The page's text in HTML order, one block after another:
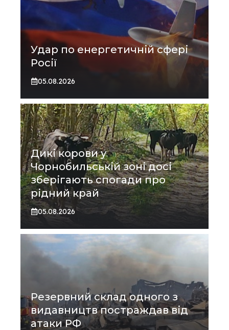
Удар по енергетичній сфері
Росії
05.08.2026
Дикі корови у
Чорнобильській зоні досі
зберігають спогади про
рідний край
05.08.2026
Резервний склад одного з
видавництв постраждав від
атаки РФ